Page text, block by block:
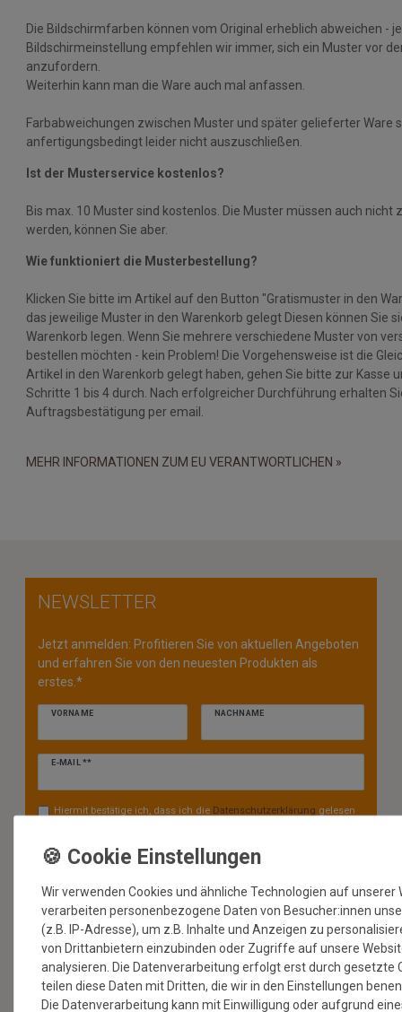
Die Bildschirmfarben können vom Original erheblich abweichen -
Bildschirmeinstellung empfehlen wir immer, sich ein Muster vor
anzufordern.
Weiterhin kann man die Ware auch mal anfassen.
Farbabweichungen zwischen Muster und später gelieferter Ware
anfertigungsbedingt leider nicht auszuschließen.
Ist der Musterservice kostenlos?
Bis max. 10 Muster sind kostenlos. Die Muster müssen auch nicht
werden, können Sie aber.
Wie funktioniert die Musterbestellung?
Klicken Sie bitte im Artikel auf den Button "Gratismuster in den
das jeweilige Muster in den Warenkorb gelegt Diesen können Sie
Warenkorb legen. Wenn Sie mehrere verschiedene Muster von
bestellen möchten - kein Problem! Die Vorgehensweise ist die
Artikel in den Warenkorb gelegt haben, gehen Sie bitte zur Kasse
Schritte 1 bis 4 durch. Nach erfolgreicher Durchführung erhalten
Auftragsbestätigung per email.
MEHR INFORMATIONEN ZUM EU VERANTWORTLICHEN »
NEWSLETTER
Jetzt anmelden: Profitieren Sie von aktuellen Angeboten
und erfahren Sie von den neuesten Produkten als
erstes.*
VORNAME NACHNAME
E-MAIL **
Newsletter
Hiermit bestätige ich, dass ich die Daten­schutz­erklärung gelesen
ABONNIEREN
** Hierbei handelt es sich um ein Pflichtfeld.
* Mit der Anmeldung für den Newsletter erklären Sie sich damit
einverstanden, dass wir Ihnen regelmäßig Informationen zu unserem
Sortiment per E-Mail zuschicken. Den Newsletter können Sie jederzeit
kostenlos wieder abmelden.
Wir verwenden Cookies und ähnliche Technologien auf unserer
verarbeiten personenbezogene Daten von Besucher:innen
(z.B. IP-Adresse), um z.B. Inhalte und Anzeigen zu
von Drittanbietern einzubinden oder Zugriffe auf unsere
analysieren. Die Datenverarbeitung erfolgt erst durch gesetzte
teilen diese Daten mit Dritten, die wir in den Einstellungen
Die Datenverarbeitung kann mit Einwilligung oder aufgrund